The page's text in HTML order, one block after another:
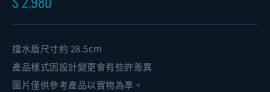
擋水盾尺寸約 28.5cm
產品樣式因設計變更會有些許差異
圖片僅供參考產品以實物為準。